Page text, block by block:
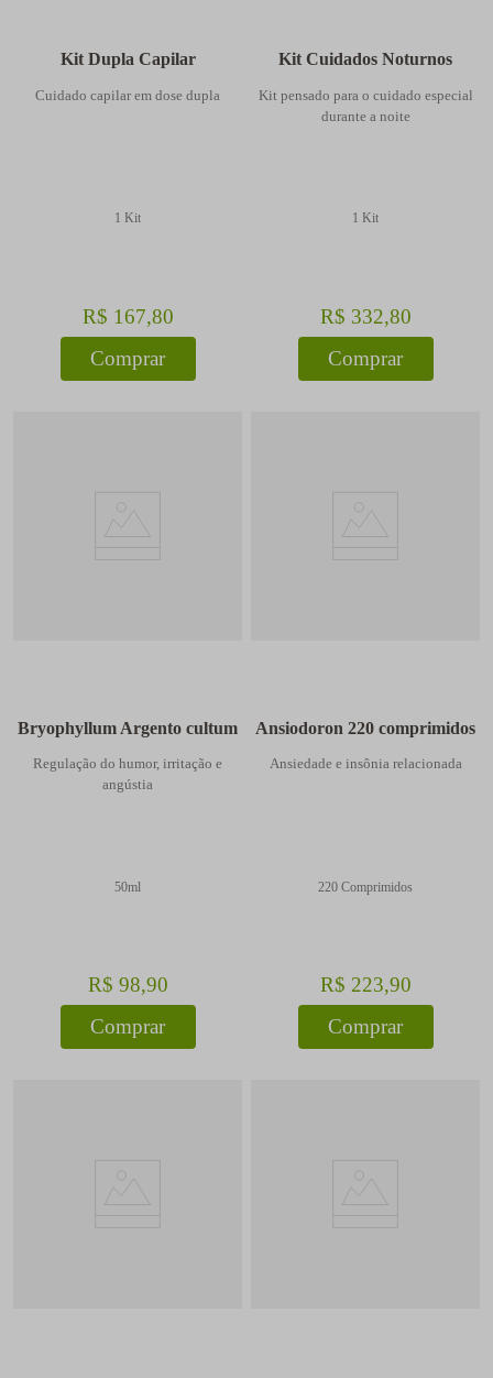
Kit Dupla Capilar
Cuidado capilar em dose dupla
1 Kit
R$ 167,80
Comprar
Kit Cuidados Noturnos
Kit pensado para o cuidado especial
durante a noite
1 Kit
R$ 332,80
Comprar
Bryophyllum Argento cultum
Regulação do humor, irritação e
angústia
50ml
R$ 98,90
Comprar
Ansiodoron 220 comprimidos
Ansiedade e insônia relacionada
220 Comprimidos
R$ 223,90
Comprar